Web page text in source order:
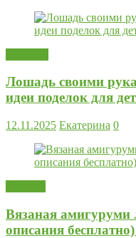
Лошадь своими
идеи поделок для
12.11.2025 Екатерина 0
Вязаная
описания